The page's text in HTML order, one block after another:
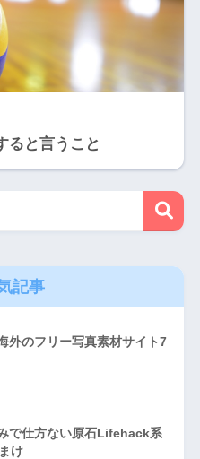
ると言うこと
記事
外のフリー写真素材サイト7
で仕方ない原石Lifehack系
け